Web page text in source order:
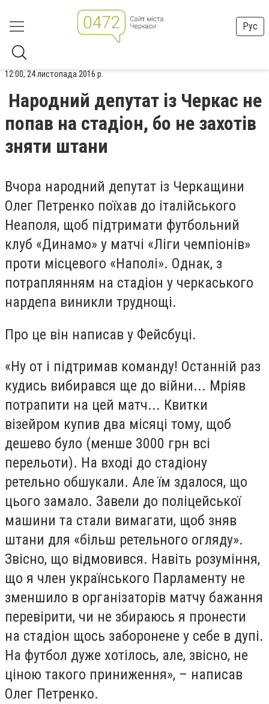
Рус
12:00, 24 листопада 2016 р.
Народний депутат із Черкас не
попав на стадіон, бо не захотів
зняти штани
Вчора народний депутат із Черкащини
Олег Петренко поїхав до італійського
Неаполя, щоб підтримати футбольний
клуб «Динамо» у матчі «Ліги чемпіонів»
проти місцевого «Наполі». Однак, з
потраплянням на стадіон у черкаського
нардепа виникли труднощі.
Про це він написав у Фейсбуці.
«Ну от і підтримав команду! Останній раз
кудись вибирався ще до війни... Мріяв
потрапити на цей матч... Квитки
візейром купив два місяці тому, щоб
дешево було (менше 3000 грн всі
перельоти). На вході до стадіону
ретельно обшукали. Але їм здалося, що
цього замало. Завели до поліцейської
машини та стали вимагати, щоб зняв
штани для «більш ретельного огляду».
Звісно, що відмовився. Навіть розуміння,
що я член українського Парламенту не
зменшило в організаторів матчу бажання
перевірити, чи не збираюсь я пронести
на стадіон щось заборонене у себе в дупі.
На футбол дуже хотілось, але, звісно, не
ціною такого приниження», – написав
Олег Петренко.